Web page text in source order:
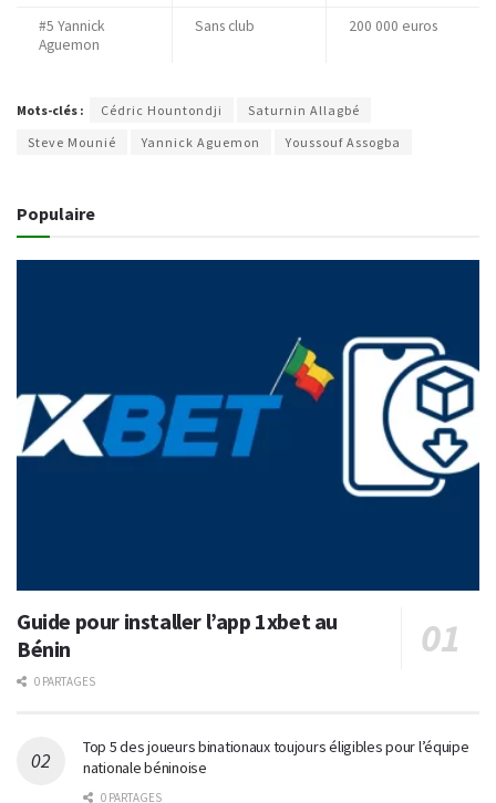
#5 Yannick
Aguemon
Sans club 200 000 euros
Mots-clés : Cédric Hountondji
Saturnin Allagbé
Steve Mounié
Yannick Aguemon Youssouf Assogba
Populaire
Guide pour installer l’app 1xbet au
Bénin
0 PARTAGES
Top 5 des joueurs binationaux toujours éligibles pour l’équipe
nationale béninoise
0 PARTAGES